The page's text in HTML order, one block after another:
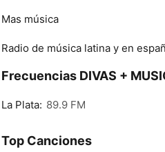
Mas música
Radio de música latina y en
Frecuencias DIVAS +
La Plata: 89.9 FM
Top Canciones